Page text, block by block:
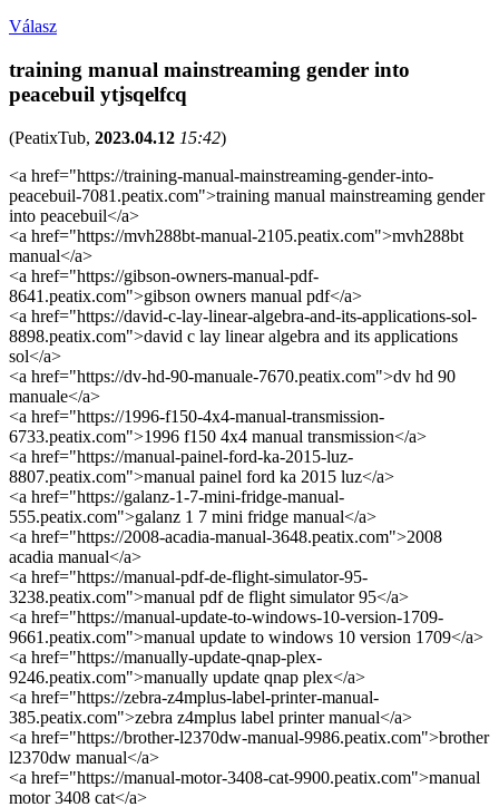
Válasz
training manual mainstreaming gender into
peacebuil ytjsqelfcq
(PeatixTub, 2023.04.12 15:42)
<a href="https://training-manual-mainstreaming-gender-into-
peacebuil-7081.peatix.com">training manual mainstreaming gender
into peacebuil</a>
<a href="https://mvh288bt-manual-2105.peatix.com">mvh288bt
manual</a>
<a href="https://gibson-owners-manual-pdf-
8641.peatix.com">gibson owners manual pdf</a>
<a href="https://david-c-lay-linear-algebra-and-its-applications-sol-
8898.peatix.com">david c lay linear algebra and its applications
sol</a>
<a href="https://dv-hd-90-manuale-7670.peatix.com">dv hd 90
manuale</a>
<a href="https://1996-f150-4x4-manual-transmission-
6733.peatix.com">1996 f150 4x4 manual transmission</a>
<a href="https://manual-painel-ford-ka-2015-luz-
8807.peatix.com">manual painel ford ka 2015 luz</a>
<a href="https://galanz-1-7-mini-fridge-manual-
555.peatix.com">galanz 1 7 mini fridge manual</a>
<a href="https://2008-acadia-manual-3648.peatix.com">2008
acadia manual</a>
<a href="https://manual-pdf-de-flight-simulator-95-
3238.peatix.com">manual pdf de flight simulator 95</a>
<a href="https://manual-update-to-windows-10-version-1709-
9661.peatix.com">manual update to windows 10 version 1709</a>
<a href="https://manually-update-qnap-plex-
9246.peatix.com">manually update qnap plex</a>
<a href="https://zebra-z4mplus-label-printer-manual-
385.peatix.com">zebra z4mplus label printer manual</a>
<a href="https://brother-l2370dw-manual-9986.peatix.com">brother
l2370dw manual</a>
<a href="https://manual-motor-3408-cat-9900.peatix.com">manual
motor 3408 cat</a>